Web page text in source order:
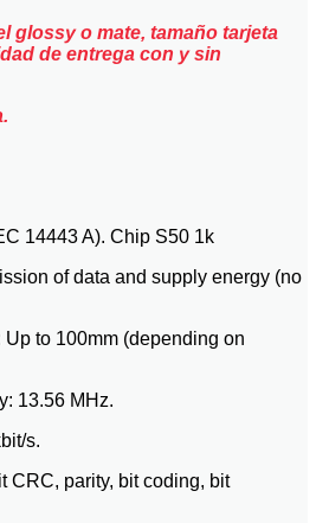
glossy o mate, tamaño tarjeta
de entrega con y sin
14443 A). Chip S50 1k
of data and supply energy (no
to 100mm (depending on
13.56 MHz.
s.
CRC, parity, bit coding, bit